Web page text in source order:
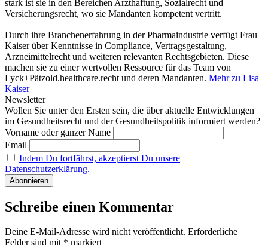
stark ist sie in den Bereichen Arzthaftung, Sozialrecht und
Versicherungsrecht, wo sie Mandanten kompetent vertritt.
Durch ihre Branchenerfahrung in der Pharmaindustrie verfügt Frau
Kaiser über Kenntnisse in Compliance, Vertragsgestaltung,
Arzneimittelrecht und weiteren relevanten Rechtsgebieten. Diese
machen sie zu einer wertvollen Ressource für das Team von
Lyck+Pätzold.healthcare.recht und deren Mandanten. Mehr zu Lisa
Kaiser
Newsletter
Wollen Sie unter den Ersten sein, die über aktuelle Entwicklungen
im Gesundheitsrecht und der Gesundheitspolitik informiert werden?
Vorname oder ganzer Name
Email
Indem Du fortfährst, akzeptierst Du unsere
Datenschutzerklärung.
Schreibe einen Kommentar
Deine E-Mail-Adresse wird nicht veröffentlicht. Erforderliche
Felder sind mit * markiert